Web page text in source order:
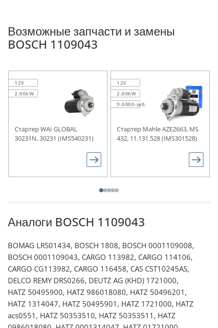
Возможные запчасти и замены
BOSCH 1109043
12V
2.00kW
Стартер WAI GLOBAL
30231N, 30231 (IMS540231)
12V
2.00kW
9.0000-зуб.
Стартер Mahle AZE2663, MS
432, 11.131.528 (IMS301528)
Аналоги BOSCH 1109043
BOMAG LRS01434, BOSCH 1808, BOSCH 0001109008,
BOSCH 0001109043, CARGO 113982, CARGO 114106,
CARGO CG113982, CARGO 116458, CAS CST10245AS,
DELCO REMY DRS0266, DEUTZ AG (KHD) 1721000,
HATZ 50495900, HATZ 986018080, HATZ 50496201,
HATZ 1314047, HATZ 50495901, HATZ 1721000, HATZ
acs0551, HATZ 50353510, HATZ 50353511, HATZ